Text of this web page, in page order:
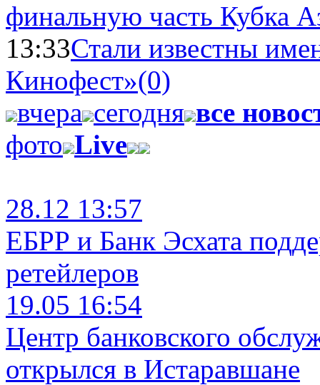
финальную часть Кубка
13:33Стали известны
Кинофест»(0)
вчера сегодня все
фото Live
28.12 13:57
ЕБРР и Банк Эсхата
ретейлеров
19.05 16:54
Центр банковского
открылся в Истаравшане